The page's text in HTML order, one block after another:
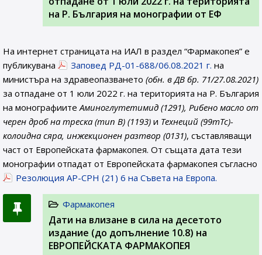
на Р. България на монографии от ЕФ
На интернет страницата на ИАЛ в раздел “Фармакопея” е
публикувана
Заповед РД-01-688/06.08.2021 г. на
министъра на здравеопазването (обн. в ДВ бр. 71/27.08.2021)
за отпадане от 1 юли 2022 г. на територията на Р. България
на монографиитеАминоглутетимид (1291), Рибено масло от
черен дроб на треска (тип В) (1193) и Технеций (99mTc)-
колоидна сяра, инжекционен разтвор (0131), съставляващи
част от Европейската фармакопея. От същата дата тези
монографии отпадат от Европейската фармакопея съгласно
Резолюция AP-CPH (21) 6 на Съвета на Европа.
Фармакопея
Дати на влизане в сила на десетото
издание (до допълнение 10.8) на
ЕВРОПЕЙСКАТА ФАРМАКОПЕЯ